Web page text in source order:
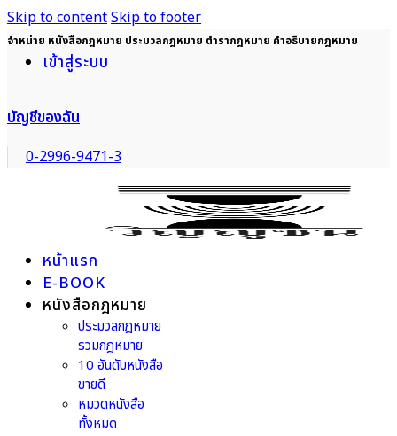
Skip to contentSkip to footer
จำหน่าย หนังสือกฎหมาย ประมวลกฎหมาย ตำรากฎหมาย คำอธิบายกฎหมาย
เข้าสู่ระบบ
บัญชีของฉัน
0-2996-9471-3
หน้าแรก
E-BOOK
หนังสือกฎหมาย
ประมวลกฎหมาย
รวมกฎหมาย
10 อันดับหนังสือ
ขายดี
หมวดหนังสือ
ทั้งหมด